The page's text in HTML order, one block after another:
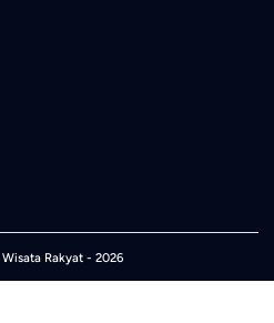
Wisata Rakyat- 2026